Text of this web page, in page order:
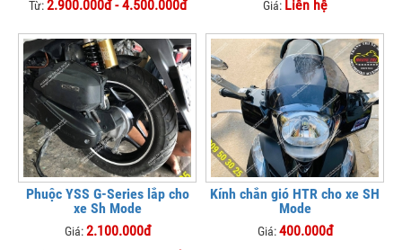
Từ:2.900.000đ - 4.500.000đ Giá: Liên hệ
Phuộc YSS G-Series lắp cho
xe Sh Mode
Giá:2.100.000đ
Kính chắn gió HTR cho xe SH
Mode
Giá:400.000đ